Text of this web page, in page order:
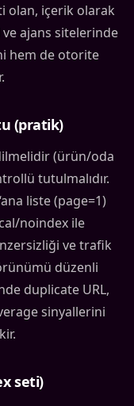
olan, içerik olarak
ajans sitelerinde
hem de otorite
(pratik)
(ürün/oda
tutulmalıdır.
liste (page=1)
noindex ile
ve trafik
düzenli
duplicate URL,
sinyallerini
seti)